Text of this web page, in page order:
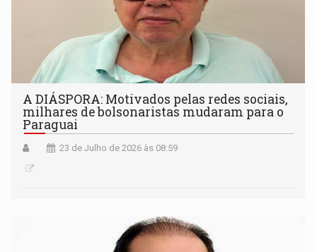
A DIÁSPORA: Motivados pelas redes sociais,
milhares de bolsonaristas mudaram para o
Paraguai
23 de Julho de 2026 às 08:59